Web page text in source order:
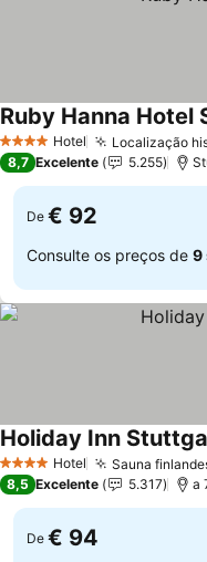
4 EstrelasHotel Localização
Ruby Hanna Hotel
8,7 Excelente 5.255
De € 92
Consulte os preços de 9
4 EstrelasHotel Sauna
Holiday Inn
8,5 Excelente 5.317 a
De € 94